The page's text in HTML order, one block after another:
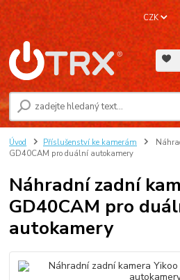
CZK
Úvod Příslušenství ke kamerám
GD40CAM pro duální autokamery
Náhradní zadní
GD40CAM pro
autokamery